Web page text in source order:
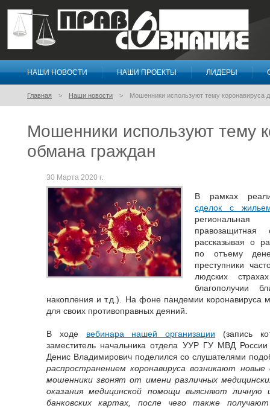
Правосознание
НАШИ НОВОСТИ НАШИ ПРОЕКТЫ ЛИДЕРЫ
Главная Наши новости Мошенники используют тему коронавируса
Мошенники используют тему
обмана граждан
30 Марта 2020 г.
В рамках
сделок с
правозащитная
рассказывая о
по отъему
преступники
людских
благополучии
накопления и т.д.). На фоне пандемии коронавируса
для своих противоправных деяний.
В ходе вебинара нашей организации (запись
заместитель начальника отдела УУР ГУ МВД
Денис Владимирович поделился со слушателями
распространением коронавируса возникают
мошенники звонят от имени различных
оказания медицинской помощи выясняют
банковских картах, после чего также